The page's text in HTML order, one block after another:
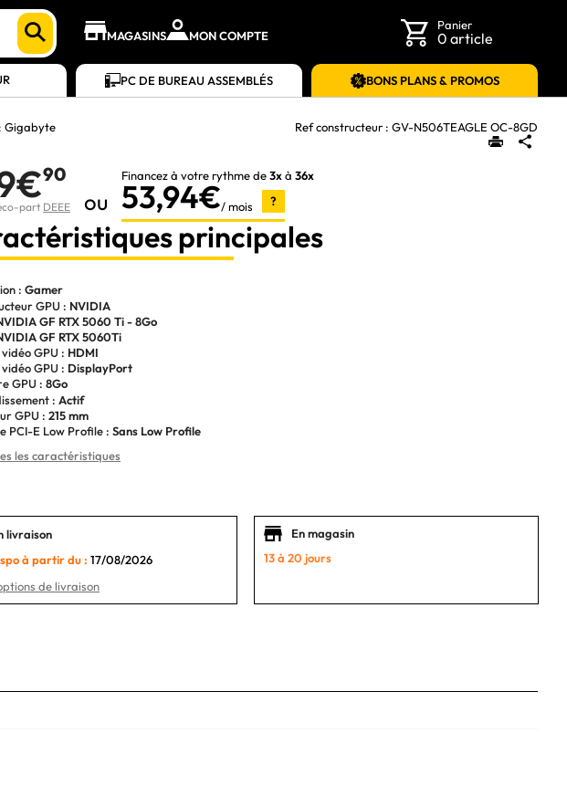
MAGASINS MON COMPTE
Panier
0 article
PC DE BUREAU ASSEMBLÉS
BONS PLANS & PROMOS
Gigabyte Ref constructeur : GV-N506TEAGLE OC-8GD
90
part DEEE ou
Financez à votre rythme de3xà 36x
53,94€/ mois ?
principales
: Gamer
GPU : NVIDIA
GF RTX 5060 Ti - 8Go
GF RTX 5060Ti
GPU : HDMI
GPU : DisplayPort
GPU : 8Go
: Actif
GPU : 215 mm
PCI-E Low Profile : Sans Low Profile
les caractéristiques
livraison
à partir du : 17/08/2026
de livraison
En magasin
13 à 20 jours